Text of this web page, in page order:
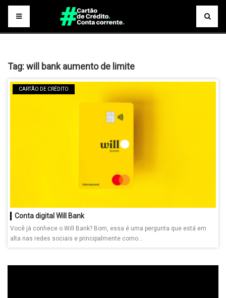
Tag:will bank aumento de limite
CARTÃO DE CRÉDITO
Conta digital Will Bank
Você já conhece o Will Bank? Bom, essa é uma pergunta que está em
alta nas redes sociais e principalmente como...